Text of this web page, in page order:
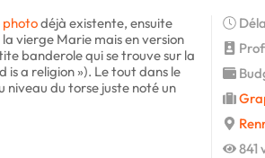
photodéjà existente, ensuite
vierge Marie mais en version
banderole qui se trouve sur la
is a religion »). Le tout dans le
niveau du torse juste noté un
841